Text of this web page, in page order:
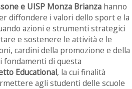
e UISP Monza Brianza hanno
diffondere i valori dello sport e la
azioni e strumenti strategici
e sostenere le attività e le
cardini della promozione e della
fondamenti di questa
Educational, la cui finalità
agli studenti delle scuole